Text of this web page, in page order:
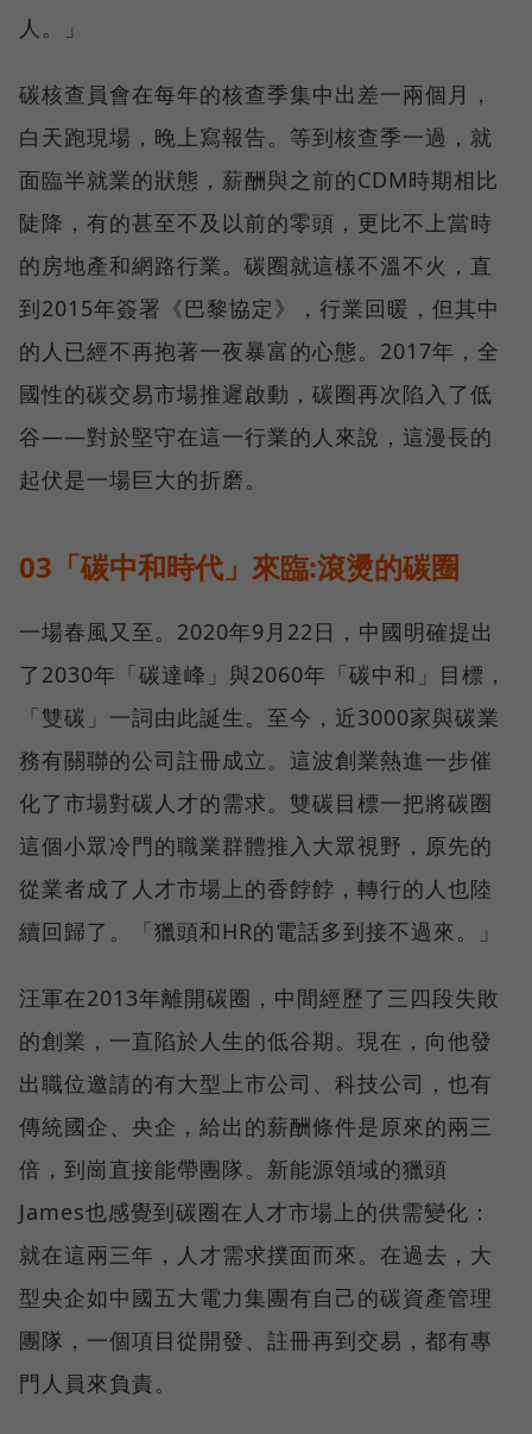
人。」
碳核查員會在每年的核查季集中出差一兩個月，
白天跑現場，晚上寫報告。等到核查季一過，就
面臨半就業的狀態，薪酬與之前的CDM時期相比
陡降，有的甚至不及以前的零頭，更比不上當時
的房地產和網路行業。碳圈就這樣不溫不火，直
到2015年簽署《巴黎協定》，行業回暖，但其中
的人已經不再抱著一夜暴富的心態。2017年，全
國性的碳交易市場推遲啟動，碳圈再次陷入了低
谷——對於堅守在這一行業的人來說，這漫長的
起伏是一場巨大的折磨。
03「碳中和時代」來臨:滾燙的碳圈
一場春風又至。2020年9月22日，中國明確提出
了2030年「碳達峰」與2060年「碳中和」目標，
「雙碳」一詞由此誕生。至今，近3000家與碳業
務有關聯的公司註冊成立。這波創業熱進一步催
化了市場對碳人才的需求。雙碳目標一把將碳圈
這個小眾冷門的職業群體推入大眾視野，原先的
從業者成了人才市場上的香餑餑，轉行的人也陸
續回歸了。「獵頭和HR的電話多到接不過來。」
汪軍在2013年離開碳圈，中間經歷了三四段失敗
的創業，一直陷於人生的低谷期。現在，向他發
出職位邀請的有大型上市公司、科技公司，也有
傳統國企、央企，給出的薪酬條件是原來的兩三
倍，到崗直接能帶團隊。新能源領域的獵頭
James也感覺到碳圈在人才市場上的供需變化：
就在這兩三年，人才需求撲面而來。在過去，大
型央企如中國五大電力集團有自己的碳資產管理
團隊，一個項目從開發、註冊再到交易，都有專
門人員來負責。